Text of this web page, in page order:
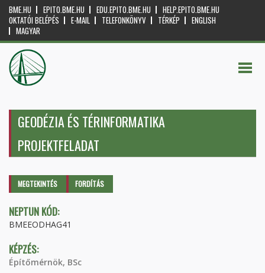
BME.HU EPITO.BME.HU EDU.EPITO.BME.HU
HELP.EPITO.BME.HU
OKTATÓI BELÉPÉS
E-MAIL TELEFONKÖNYV TÉRKÉP
ENGLISH
MAGYAR
GEODÉZIA ÉS TÉRINFORMATIKA
PROJEKTFELADAT
Elsődleges fülek
MEGTEKINTÉS (AKTÍVFORDÍTÁS
NEPTUN KÓD:
BMEEODHAG41
KÉPZÉS:
Építőmérnök, BSc